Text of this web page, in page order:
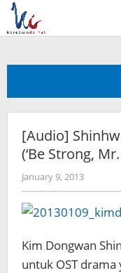
Skip
content
[Audio]
(‘Be Strong,
January 9, 2013by
Kim Dongwan
untuk OST